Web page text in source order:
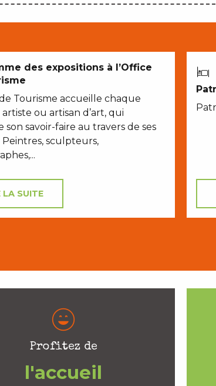
des expositions à l’Office
de Tourisme accueille chaque
artiste ou artisan d’art, qui
son savoir-faire au travers de ses
sculpteurs,
LA SUITE
Profitez de
l'accueil